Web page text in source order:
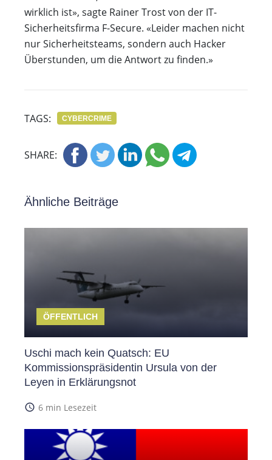
wirklich ist», sagte Rainer Trost von der IT-
Sicherheitsfirma F-Secure. «Leider machen nicht
nur Sicherheitsteams, sondern auch Hacker
Überstunden, um die Antwort zu finden.»
TAGS: CYBERCRIME
SHARE:
Ähnliche Beiträge
ÖFFENTLICH
Uschi mach kein Quatsch: EU
Kommissionspräsidentin Ursula von der
Leyen in Erklärungsnot
access_time 6 min Lesezeit